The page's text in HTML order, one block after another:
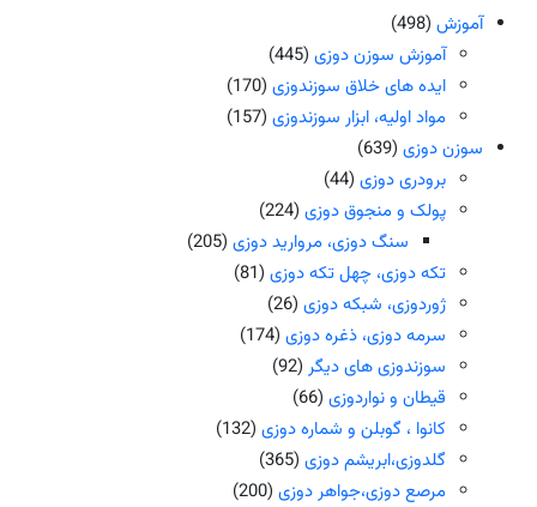
آموزش (498)
آموزش سوزن دوزی (445)
ایده های خلاق سوزندوزی (170)
مواد اولیه، ابزار سوزندوزی (157)
سوزن دوزی (639)
برودری دوزی (44)
پولک و منجوق دوزی (224)
سنگ دوزی، مروارید دوزی(205)
تکه دوزی، چهل تکه دوزی (81)
ژوردوزی، شبکه دوزی (26)
سرمه دوزی، ذغره دوزی (174)
سوزندوزی های دیگر (92)
قیطان و نواردوزی (66)
کانوا ، گوبلن و شماره دوزی (132)
گلدوزی،ابریشم دوزی (365)
مرصع دوزی،جواهر دوزی (200)